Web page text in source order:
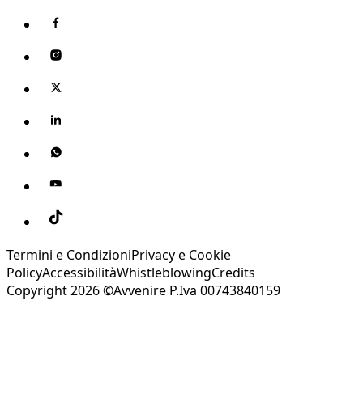
Termini e CondizioniPrivacy e Cookie
PolicyAccessibilitàWhistleblowingCredits
Copyright 2026 ©Avvenire P.Iva 00743840159